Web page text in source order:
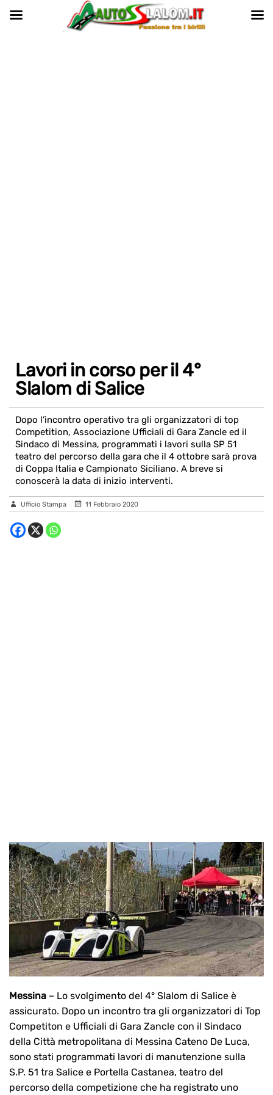
Lavori in corso per il 4°
Slalom di Salice
Dopo l’incontro operativo tra gli organizzatori di top
Competition, Associazione Ufficiali di Gara Zancle ed il
Sindaco di Messina, programmati i lavori sulla SP 51
teatro del percorso della gara che il 4 ottobre sarà prova
di Coppa Italia e Campionato Siciliano. A breve si
conoscerà la data di inizio interventi.
Ufficio Stampa 11 Febbraio 2020
Messina – Lo svolgimento del 4° Slalom di Salice è
assicurato. Dopo un incontro tra gli organizzatori di Top
Competiton e Ufficiali di Gara Zancle con il Sindaco
della Città metropolitana di Messina Cateno De Luca,
sono stati programmati lavori di manutenzione sulla
S.P. 51 tra Salice e Portella Castanea, teatro del
percorso della competizione che ha registrato uno